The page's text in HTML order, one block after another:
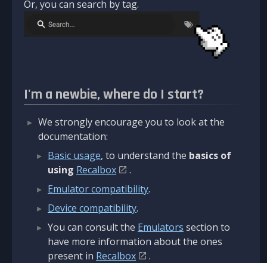
Or, you can search by tag.
I'm a newbie, where do I start?
We strongly encourage you to look at the
documentation:
Basic usage, to understand the basics of
using Recalbox
.
Emulator compatibility.
Device compatibility.
You can consult the Emulators section to
have more information about the ones
present in Recalbox
.